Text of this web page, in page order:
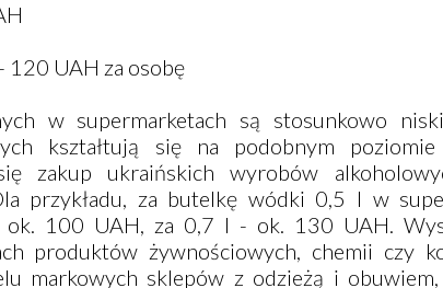
120 UAH za osobę
w supermarketach są stosunkowo
kształtują się na podobnym
zakup ukraińskich wyrobów
przykładu, za butelkę wódki 0,5 l w
ok. 100 UAH, za 0,7 l - ok. 130 UAH.
produktów żywnościowych, chemii czy
markowych sklepów z odzieżą i